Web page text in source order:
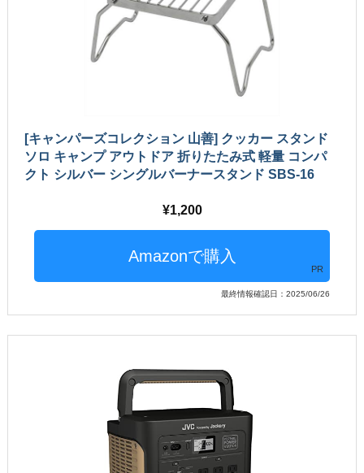
[キャンパーズコレクション 山善] クッカー スタンド
ソロ キャンプ アウトドア 折りたたみ式 軽量 コンパ
クト シルバー シングルバーナースタンド SBS-16
1,200
PR
最終情報確認日：2025/06/26